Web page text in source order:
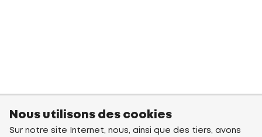
Nous utilisons des cookies
Sur notre site Internet, nous, ainsi que des tiers, avons